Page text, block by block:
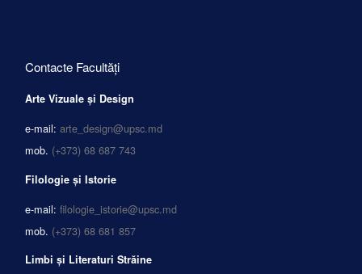
Contacte Facultăți
Arte Vizuale și Design
e-mail: arte_design@upsc.md
mob. (+373) 68 687 743
Filologie și Istorie
e-mail: filologie_istorie@upsc.md
mob. (+373) 68 681 857
Limbi și Literaturi Străine